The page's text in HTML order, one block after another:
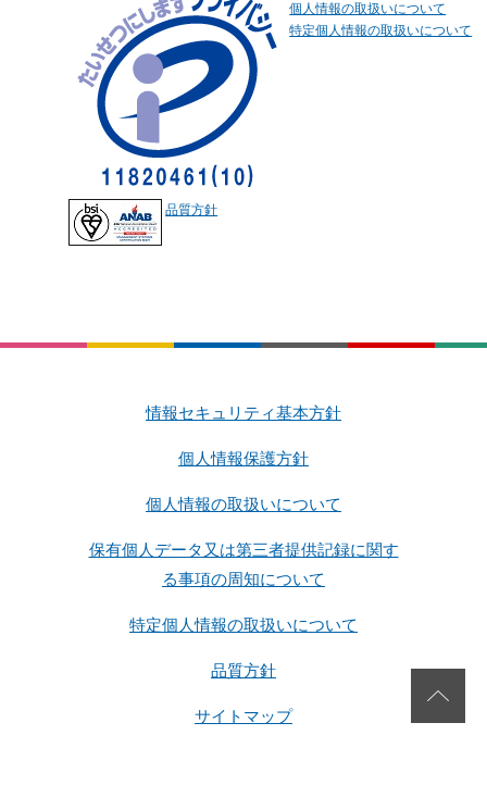
個人情報の取扱いについて
特定個人情報の取扱いについて
品質方針
情報セキュリティ基本方針
個人情報保護方針
個人情報の取扱いについて
保有個人データ又は第三者提供記録に関す
る事項の周知について
特定個人情報の取扱いについて
品質方針
サイトマップ